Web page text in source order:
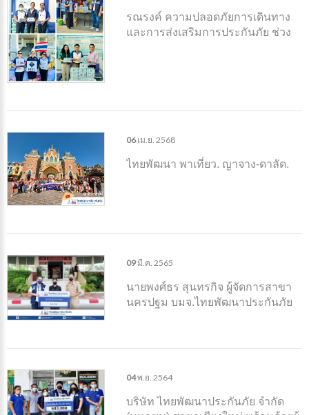
รณรงค์ ความปลอดภัยการเดินทาง
และการส่งเสริมการประกันภัย ช่วง
06 เม.ย. 2568
ไทยพัฒนา พาเที่ยว. ญาจาง-ดาลัด.
09มี.ค. 2565
นายพงศ์ธร สุนทรกิจ ผู้จัดการสาขา
นครปฐม บมจ.ไทยพัฒนาประกันภัย
เสียชีวิต
04พ.ย. 2564
บริษัท ไทยพัฒนาประกันภัย จำกัด